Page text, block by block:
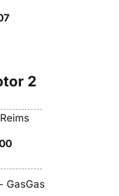
2
GasGas